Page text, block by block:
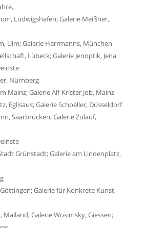
,
, Ludwigshafen; Galerie Meißner,
, Ulm; Galerie Herrmanns, München
, Lübeck; Galerie Jenoptik, Jena
Nürnberg
Mainz; Galerie Alf-Krister Job, Mainz
Eglisaus; Galerie Schoeller, Düsseldorf
Saarbrücken; Galerie Zulauf,
Grünstadt; Galerie am Lindenplatz,
; Galerie für Konkrete Kunst,
, Mailand; Galerie Wosimsky, Giessen;